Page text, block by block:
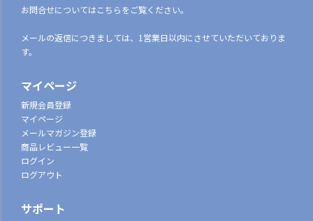
お問合せについてはこちらをご覧ください。
メールの返信につきましては、1営業日以内にさせていただいておりま
す。
マイページ
新規会員登録
マイページ
メールマガジン登録
商品レビュー一覧
ログイン
ログアウト
サポート